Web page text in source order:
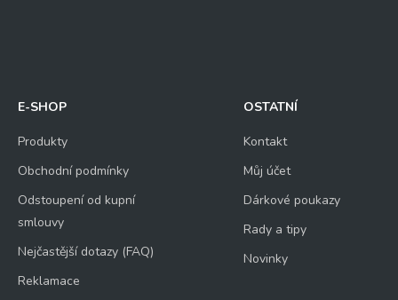
E-SHOP
Produkty
Obchodní podmínky
Odstoupení od kupní
smlouvy
Nejčastější dotazy (FAQ)
Reklamace
OSTATNÍ
Kontakt
Můj účet
Dárkové poukazy
Rady a tipy
Novinky